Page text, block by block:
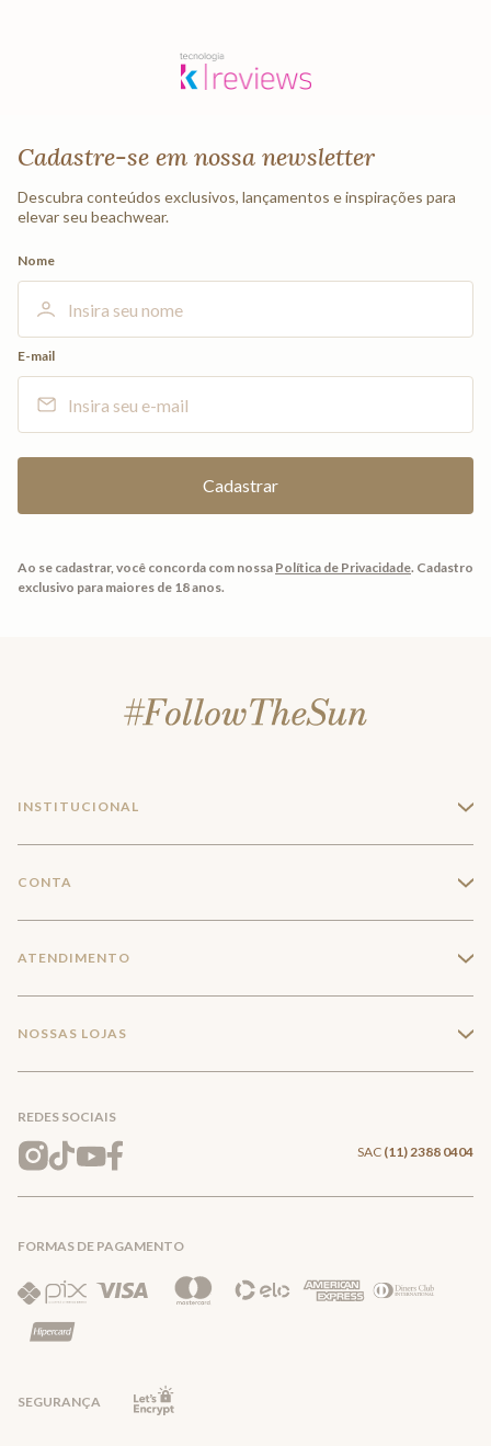
Cadastre-se em nossa newsletter
Descubra conteúdos exclusivos, lançamentos e inspirações para
elevar seu beachwear.
Nome
E-mail
Ao se cadastrar, você concorda com nossa Política de Privacidade. Cadastro
exclusivo para maiores de 18 anos.
INSTITUCIONAL +
Trabalhe conosco
Mapa do Site
CONTA +
Meus pedidos
Wishlist
ATENDIMENTO +
Entrega e Frete
Trocas e Devoluções
Política de Privacidade
NOSSAS LOJAS +
REDES SOCIAIS
SAC (11) 2388 0404
FORMAS DE PAGAMENTO
SEGURANÇA